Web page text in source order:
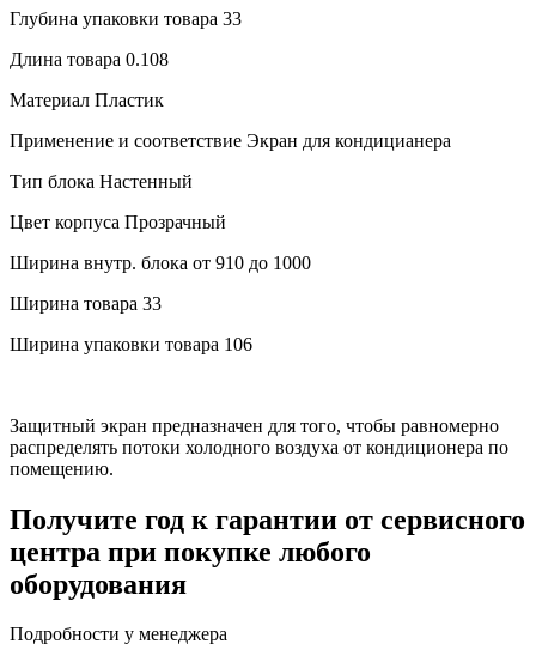
Глубина упаковки товара 33
Длина товара 0.108
Материал Пластик
Применение и соответствие Экран для кондицианера
Тип блока Настенный
Цвет корпуса Прозрачный
Ширина внутр. блока от 910 до 1000
Ширина товара 33
Ширина упаковки товара 106
Защитный экран предназначен для того, чтобы равномерно
распределять потоки холодного воздуха от кондиционера по
помещению.
Получите год к гарантии от сервисного
центра при покупке любого
оборудования
Подробности у менеджера